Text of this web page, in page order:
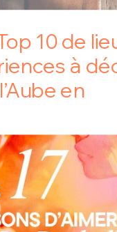
10 de
à
en